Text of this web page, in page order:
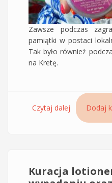
Zawsze podczas
pamiątki w postaci
Tak było również
na Kretę.
Czytaj dalej wpis
Aromaesti
Dodaj
Kuracja